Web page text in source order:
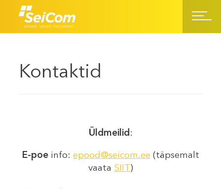
Kontaktid
Üldmeilid:
E-poeinfo: epood@seicom.ee (täpsemalt
vaata SIIT )